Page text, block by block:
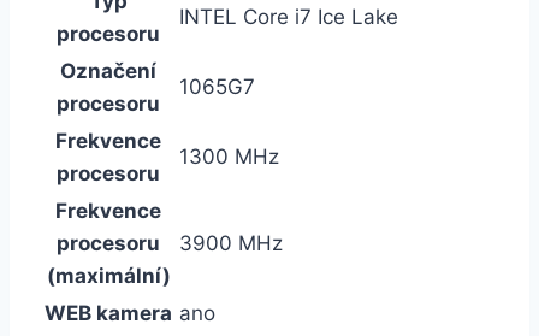
procesoru
INTEL Core i7 Ice Lake
Označení
procesoru
1065G7
Frekvence
procesoru
1300 MHz
Frekvence
procesoru
(maximální)
3900 MHz
WEB kamera ano